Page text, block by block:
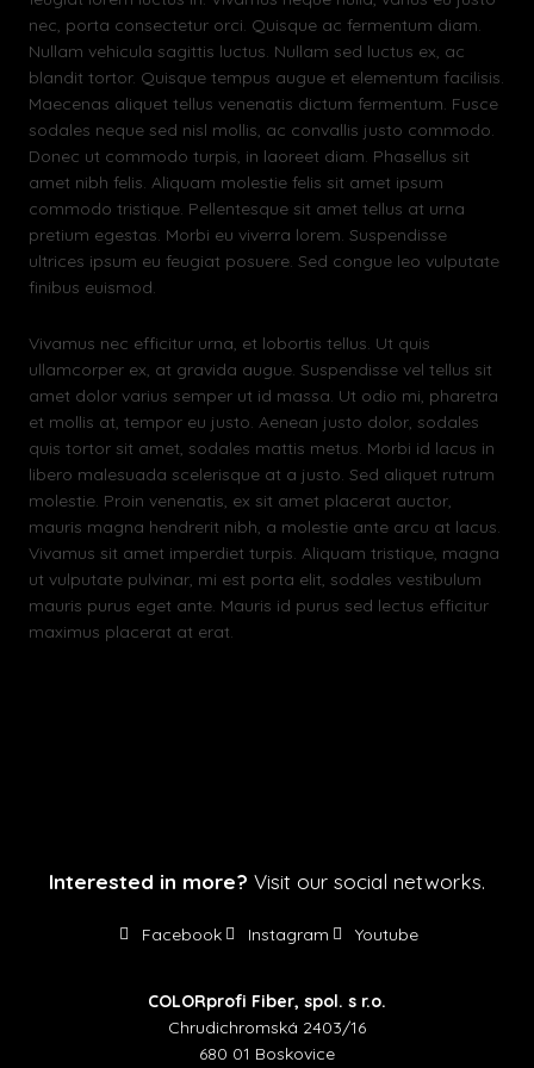
nec, porta consectetur orci. Quisque ac fermentum diam.
Nullam vehicula sagittis luctus. Nullam sed luctus ex, ac
blandit tortor. Quisque tempus augue et elementum facilisis.
Maecenas aliquet tellus venenatis dictum fermentum. Fusce
sodales neque sed nisl mollis, ac convallis justo commodo.
Donec ut commodo turpis, in laoreet diam. Phasellus sit
amet nibh felis. Aliquam molestie felis sit amet ipsum
commodo tristique. Pellentesque sit amet tellus at urna
pretium egestas. Morbi eu viverra lorem. Suspendisse
ultrices ipsum eu feugiat posuere. Sed congue leo vulputate
finibus euismod.
Vivamus nec efficitur urna, et lobortis tellus. Ut quis
ullamcorper ex, at gravida augue. Suspendisse vel tellus sit
amet dolor varius semper ut id massa. Ut odio mi, pharetra
et mollis at, tempor eu justo. Aenean justo dolor, sodales
quis tortor sit amet, sodales mattis metus. Morbi id lacus in
libero malesuada scelerisque at a justo. Sed aliquet rutrum
molestie. Proin venenatis, ex sit amet placerat auctor,
mauris magna hendrerit nibh, a molestie ante arcu at lacus.
Vivamus sit amet imperdiet turpis. Aliquam tristique, magna
ut vulputate pulvinar, mi est porta elit, sodales vestibulum
mauris purus eget ante. Mauris id purus sed lectus efficitur
maximus placerat at erat.
Interested in more? Visit our social networks.
Facebook Instagram Youtube
COLORprofi Fiber, spol. s r.o.
Chrudichromská 2403/16
680 01 Boskovice